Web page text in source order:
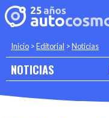
Inicio >Editorial >Noticias
NOTICIAS